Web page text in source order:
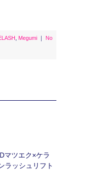
Megumi ｜ No
マツエク×ケラ
ラッシュリフト